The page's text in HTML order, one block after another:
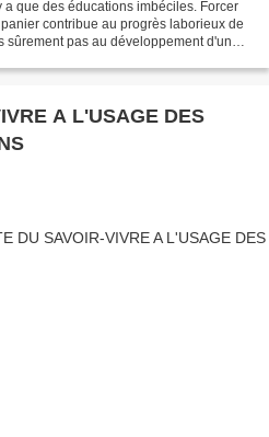
a que des éducations imbéciles. Forcer
contribue au progrès laborieux de
sûrement pas au développement d'une
A L'USAGE DES